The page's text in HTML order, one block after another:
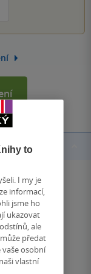
to
I my je
informací,
jsme ho
ukazovat
ale
předat
osobní
vlastní